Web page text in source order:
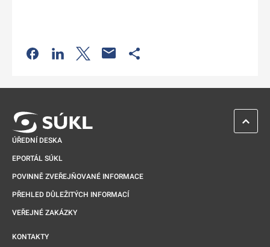
Odkaz se otevře na nové kartě
Odkaz se otevře na nové kartě
Odkaz se otevře na nové kartě
ÚŘEDNÍ DESKA
EPORTÁL SÚKL
POVINNĚ ZVEŘEJŇOVANÉ INFORMACE
PŘEHLED DŮLEŽITÝCH INFORMACÍ
VEŘEJNÉ ZAKÁZKY
KONTAKTY
ZPĚT